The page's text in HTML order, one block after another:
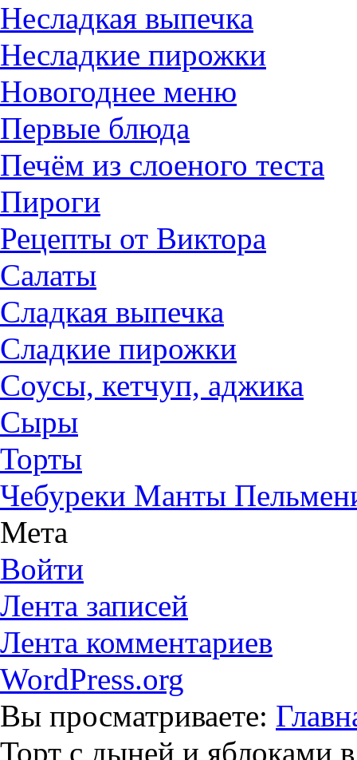
Несладкая выпечка
Несладкие пирожки
Новогоднее меню
Первые блюда
Печём из слоеного теста
Пироги
Рецепты от Виктора
Салаты
Сладкая выпечка
Сладкие пирожки
Соусы, кетчуп, аджика
Сыры
Торты
Чебуреки Манты
Мета
Войти
Лента записей
Лента комментариев
WordPress.org
Вы просматриваете:
Торт с дыней и яблоками